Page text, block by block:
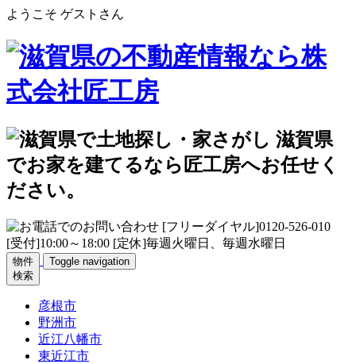
ようこそ ゲストさん
物件
検索
Toggle navigation
彦根市
野洲市
近江八幡市
東近江市